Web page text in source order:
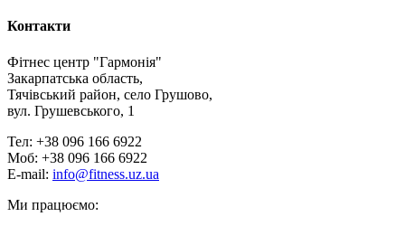
Контакти
Фітнес центр "Гармонія"
Закарпатська область,
Тячівський район, село Грушово,
вул. Грушевського, 1
Тел: +38 096 166 6922
Моб: +38 096 166 6922
E-mail: info@fitness.uz.ua
Ми працюємо: